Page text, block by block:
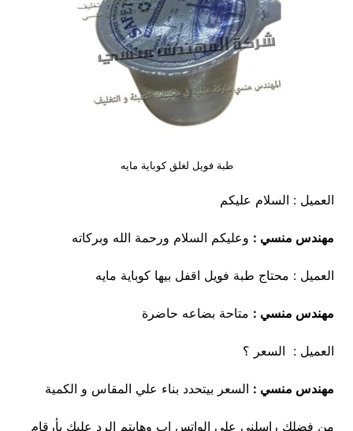
طبة فويل لغلق كوباية مايه
العميل : السلام عليكم
مهندس منسي : وعليكم السلام ورحمة الله وبركاته
العميل : محتاج طبة فويل اقفل بيها كوباية مايه
مهندس منسي : متاحة بضاعه حاضرة
العميل : السعر ؟
مهندس منسي : السعر بيتحدد بناء علي المقاس و الكمية
من فضلك راسلني علي الواتس اب وهايتم الرد عليك بأرقام